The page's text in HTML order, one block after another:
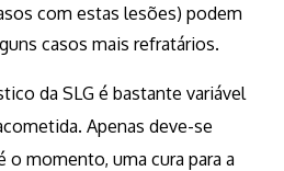
com estas lesões) podem
casos mais refratários.
da SLG é bastante variável
Apenas deve-se
o momento, uma cura para a